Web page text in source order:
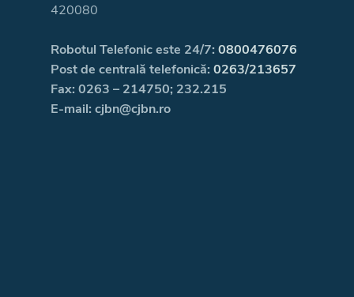
420080
Robotul Telefonic este 24/7: 0800476076
Post de centrală telefonică: 0263/213657
Fax: 0263 – 214750; 232.215
E-mail: cjbn@cjbn.ro